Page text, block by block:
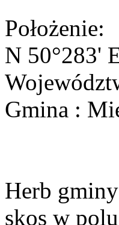
Położenie:
N 50°283'
Gmina :
Herb
skos w